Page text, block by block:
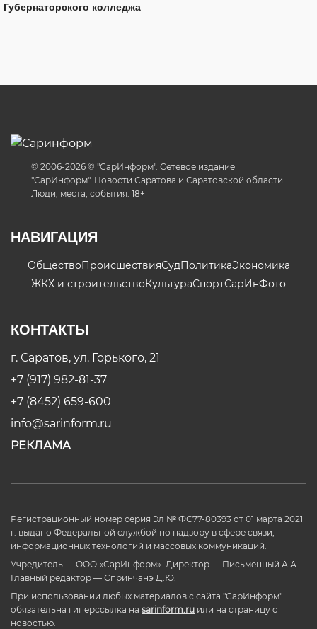
Губернаторского колледжа
© 2006-2026 © "СарИнформ". Сетевое издание
"СарИнформ". Новости Саратова и Саратовской области.
Люди, места, события. 18+
НАВИГАЦИЯ
ОбществоПроисшествияСудПолитикаЭкономика
ЖКХ и строительствоКультураСпортСарИнФото
КОНТАКТЫ
г. Саратов, ул. Горького, 21
+7 (917) 982-81-37
+7 (8452) 659-600
info@sarinform.ru
РЕКЛАМА
Регистрационный номер серия Эл № ФС77-80393 от 01 марта 2021
г. выдано Федеральной службой по надзору в сфере связи,
информационных технологий и массовых коммуникаций.
Учредитель — ООО «СарИнформ». Директор — Письменный А.А.
Главный редактор — Спринчанэ Д.Ю.
При использовании любых материалов с сайта "СарИнформ"
обязательна гиперссылка на sarinform.ru или на страницу с
новостью.